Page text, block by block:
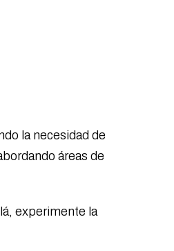
la necesidad de
áreas de
experimente la